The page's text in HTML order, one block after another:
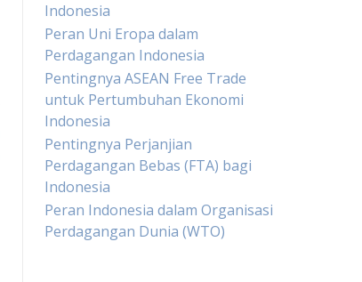
Indonesia
Peran Uni Eropa dalam
Perdagangan Indonesia
Pentingnya ASEAN Free Trade
untuk Pertumbuhan Ekonomi
Indonesia
Pentingnya Perjanjian
Perdagangan Bebas (FTA) bagi
Indonesia
Peran Indonesia dalam Organisasi
Perdagangan Dunia (WTO)